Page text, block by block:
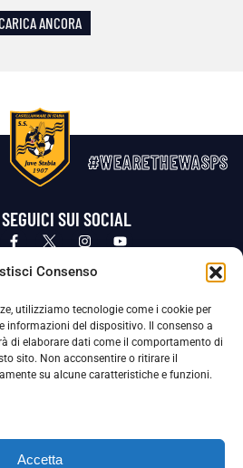
Consenso
utilizziamo tecnologie come i cookie per
informazioni del dispositivo. Il consenso a
di elaborare dati come il comportamento di
sito. Non acconsentire o ritirare il
su alcune caratteristiche e funzioni.
Accetta
ANCORA
#WEARETHEWASPS
SEGUICI SUI SOCIAL
Cookie Policy
dei Dati Personali (DPO), figura specializzata che vigila sulle modalità
Società per tutelare i Suoi dati personali.
il DPO può scrivere a